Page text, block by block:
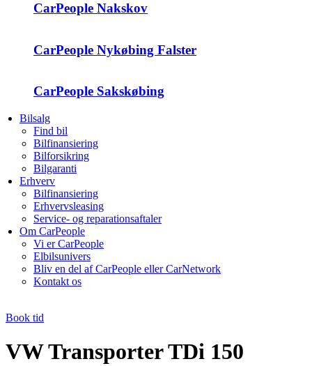
CarPeople Nakskov
CarPeople Nykøbing Falster
CarPeople Sakskøbing
Bilsalg
Find bil
Bilfinansiering
Bilforsikring
Bilgaranti
Erhverv
Bilfinansiering
Erhvervsleasing
Service- og reparationsaftaler
Om CarPeople
Vi er CarPeople
Elbilsunivers
Bliv en del af CarPeople eller CarNetwork
Kontakt os
Book tid
VW Transporter TDi 150